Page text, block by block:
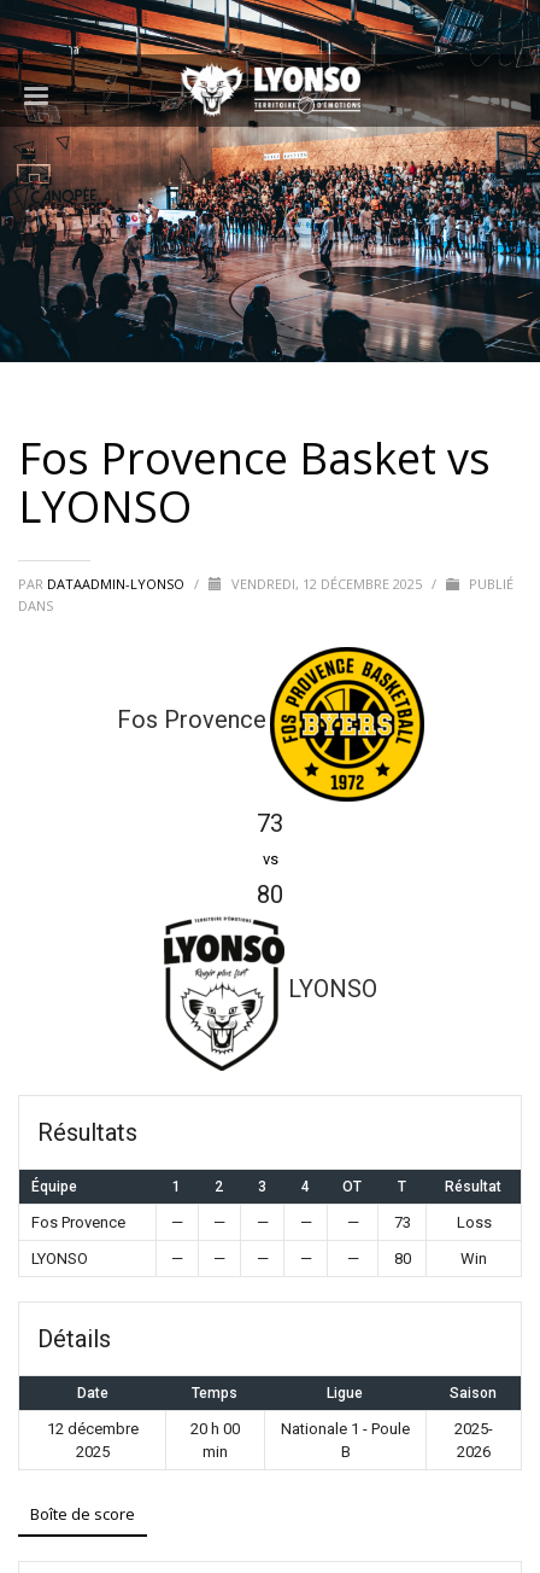
Fos Provence Basket vs
LYONSO
PAR DATAADMIN-LYONSO / VENDREDI, 12 DÉCEMBRE 2025 /
PUBLIÉ
DANS
Fos Provence
73
vs
80
LYONSO
Résultats
Équipe 1 2 3 4 OT T Résultat
Fos Provence — — — — — 73
Loss
LYONSO
— — — — — 80 Win
Détails
Date Temps Ligue Saison
12 décembre
2025
20 h 00
min
Nationale 1 - Poule
B
2025-
2026
Boîte de score